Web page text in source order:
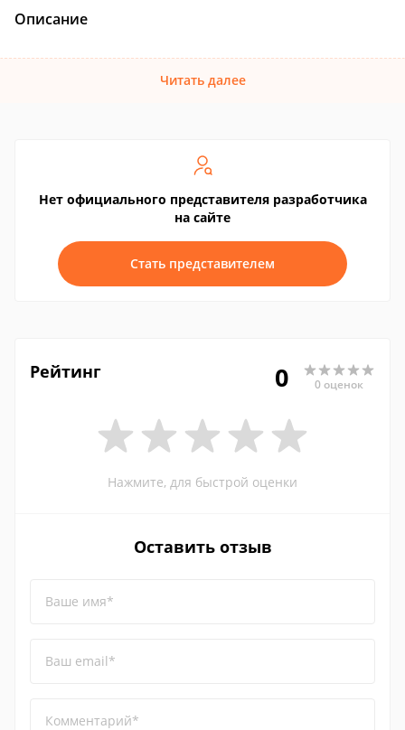
Описание
Читать далее
Нет официального представителя разработчика
на сайте
Стать представителем
Рейтинг 0 0 оценок
Нажмите, для быстрой оценки
Оставить отзыв
Ваше имя*
Ваш email*
Комментарий*